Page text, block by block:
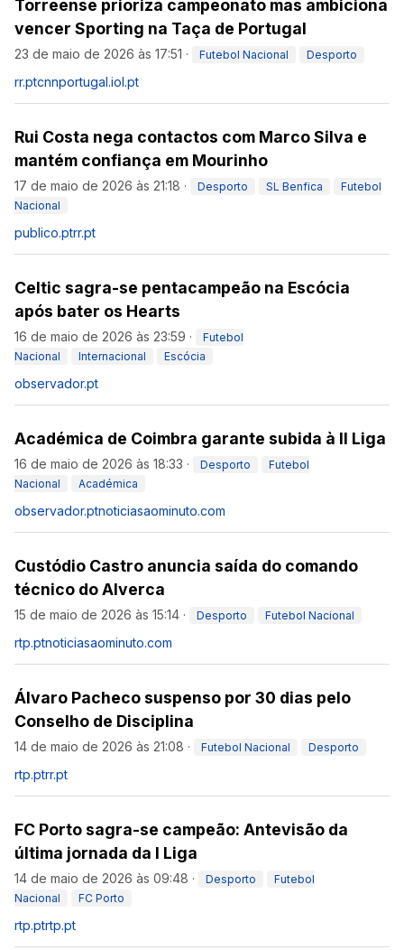
Torreense prioriza campeonato mas ambiciona
vencer Sporting na Taça de Portugal
23 de maio de 2026 às 17:51 · Futebol Nacional Desporto
rr.ptcnnportugal.iol.pt
Rui Costa nega contactos com Marco Silva e
mantém confiança em Mourinho
17 de maio de 2026 às 21:18 · Desporto SL Benfica
Futebol
Nacional
publico.ptrr.pt
Celtic sagra-se pentacampeão na Escócia
após bater os Hearts
16 de maio de 2026 às 23:59 ·
Futebol
Nacional
Internacional Escócia
observador.pt
Académica de Coimbra garante subida à II Liga
16 de maio de 2026 às 18:33 · Desporto
Futebol
Nacional
Académica
observador.ptnoticiasaominuto.com
Custódio Castro anuncia saída do comando
técnico do Alverca
15 de maio de 2026 às 15:14 · Desporto Futebol Nacional
rtp.ptnoticiasaominuto.com
Álvaro Pacheco suspenso por 30 dias pelo
Conselho de Disciplina
14 de maio de 2026 às 21:08 · Futebol Nacional Desporto
rtp.ptrr.pt
FC Porto sagra-se campeão: Antevisão da
última jornada da I Liga
14 de maio de 2026 às 09:48 · Desporto
Futebol
Nacional
FC Porto
rtp.ptrtp.pt